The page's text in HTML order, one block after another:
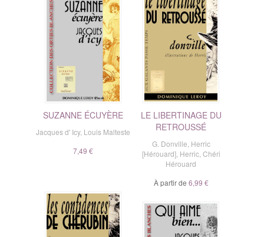
SUZANNE ÉCUYÈRE
Jacques d' Icy, Louis Malteste
7,49 €
LE LIBERTINAGE DU
RETROUSSÉ
G. Donville Herric
[Hérouard], Herric, Chéri
Hérouard
À partir de 6,99 €